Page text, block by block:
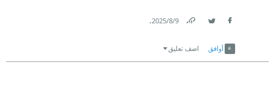
9‏/8‏/2025
.
أوافق اضف تعليق